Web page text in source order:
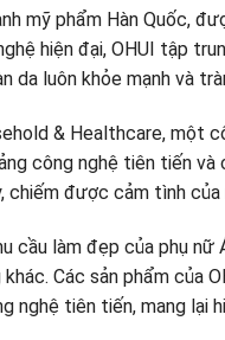
mỹ phẩm Hàn Quốc,
hiện đại, OHUI tập
da luôn khỏe mạnh và
& Healthcare,
công nghệ tiên tiến
được cảm tình
làm đẹp của phụ
Các sản phẩm của
nghệ tiên tiến, mang lại